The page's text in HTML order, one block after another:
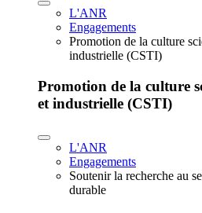
L'ANR
Engagements
Promotion de la culture
industrielle (CSTI)
Promotion de la culture
et industrielle (CSTI)
L'ANR
Engagements
Soutenir la recherche au
durable